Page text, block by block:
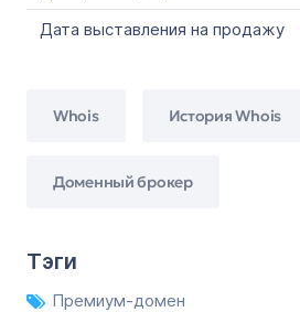
Дата выставления на продажу
Whois История Whois
Доменный брокер
Тэги
Премиум-домен